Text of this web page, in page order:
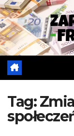
Skip
to
content
Tag: